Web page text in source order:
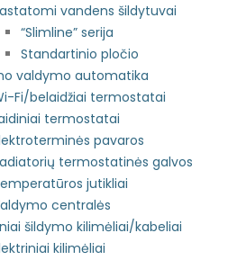
vandens šildytuvai
“Slimline” serija
Standartinio pločio
valdymo automatika
Fi/belaidžiai termostatai
termostatai
pavaros
termostatinės galvos
jutikliai
centralės
šildymo kilimėliai/kabeliai
kilimėliai